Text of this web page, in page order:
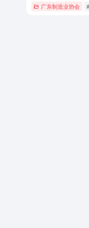
广东制造业协会